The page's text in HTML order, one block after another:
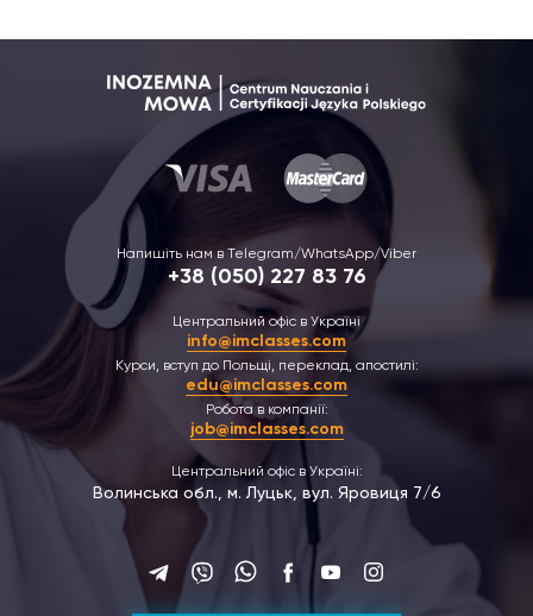
Напишіть нам в Telegram/WhatsApp/Viber
+38 (050) 227 83 76
Центральний офіс в Україні
info@imclasses.com
Курси, вступ до Польщі, переклад, апостилі:
edu@imclasses.com
Робота в компанії:
job@imclasses.com
Центральний офіс в Україні:
Волинська обл., м. Луцьк, вул. Яровиця 7/6